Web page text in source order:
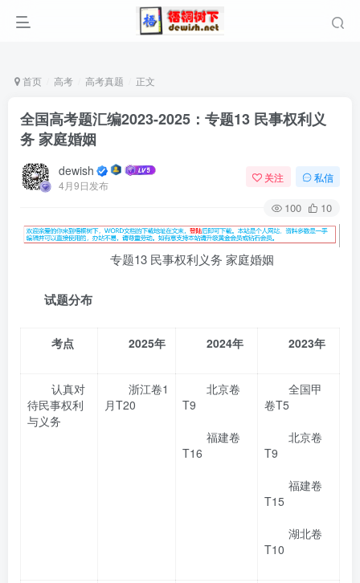
首页 高考 高考真题 正文
全国高考题汇编2023-2025：专题13 民事权利义
务 家庭婚姻
dewish
4月9日发布
关注 私信
100 10
专题13 民事权利义务 家庭婚姻
试题分布
考点 2025年 2024年 2023年
认真对
待民事权利
与义务
浙江卷1
月T20
北京卷
T9
福建卷
T16
全国甲
卷T5
北京卷
T9
福建卷
T15
湖北卷
T10